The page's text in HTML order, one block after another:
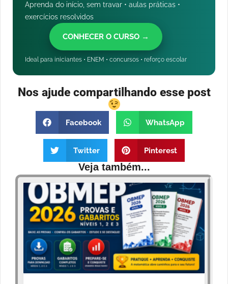
Aprenda do início, sem travar • aulas práticas •
exercícios resolvidos
CONHECER O CURSO →
Ideal para iniciantes • ENEM • concursos • reforço escolar
Nos ajude compartilhando esse post
Facebook WhatsApp
Twitter Pinterest
Veja também...